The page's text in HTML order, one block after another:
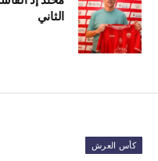
الثاني
كأس العرش